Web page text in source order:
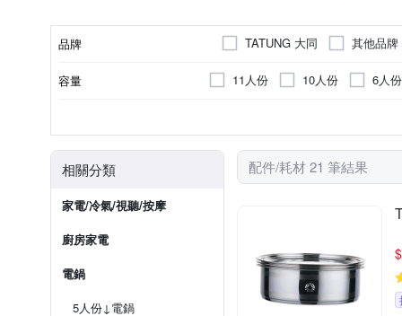
品牌 TATUNG 大同 其他品牌
容量 11人份 10人份 6人份
相關分類
家電/冷氣/視聽/按摩
廚房家電
電鍋
5人份↓電鍋
配件/耗材 21 筆結果
$